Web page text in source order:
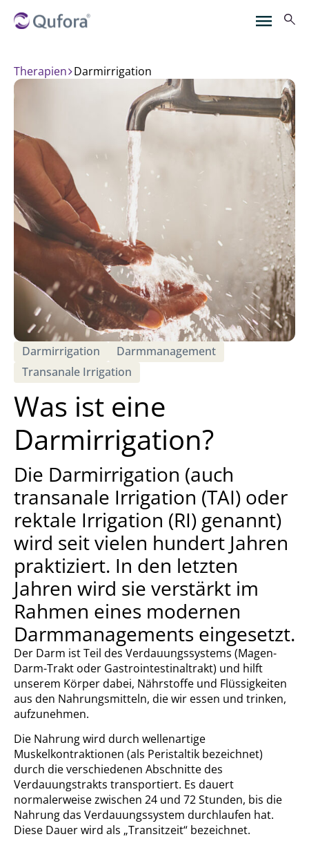
Therapien darmirrigation
Darmirrigation
Darmmanagement
Transanale Irrigation
Was ist eine
Darmirrigation?
Die Darmirrigation (auch
transanale Irrigation (TAI) oder
rektale Irrigation (RI) genannt)
wird seit vielen hundert Jahren
praktiziert. In den letzten
Jahren wird sie verstärkt im
Rahmen eines modernen
Darmmanagements eingesetzt.
Der Darm ist Teil des Verdauungssystems (Magen-
Darm-Trakt oder Gastrointestinaltrakt) und hilft
unserem Körper dabei, Nährstoffe und Flüssigkeiten
aus den Nahrungsmitteln, die wir essen und trinken,
aufzunehmen.
Die Nahrung wird durch wellenartige
Muskelkontraktionen (als Peristaltik bezeichnet)
durch die verschiedenen Abschnitte des
Verdauungstrakts transportiert. Es dauert
normalerweise zwischen 24 und 72 Stunden, bis die
Nahrung das Verdauungssystem durchlaufen hat.
Diese Dauer wird als „Transitzeit“ bezeichnet.